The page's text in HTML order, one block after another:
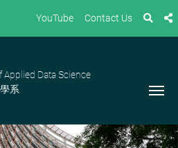
YouTube Contact Us
Applied Data Science
系